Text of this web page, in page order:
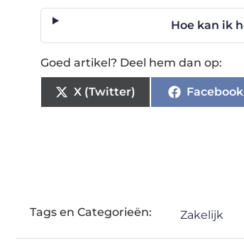
Hoe kan ik
Goed artikel? Deel hem dan op:
X (Twitter) Facebook
Tags en Categorieën: Zakelijk